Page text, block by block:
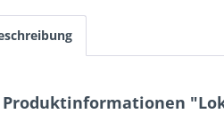
Produktinformationen